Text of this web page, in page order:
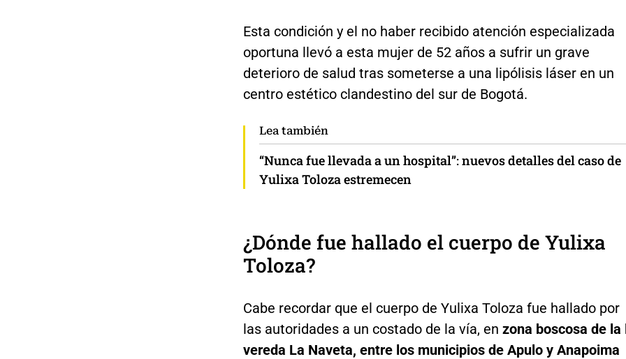
Esta condición y el no haber recibido atención especializada
oportuna llevó a esta mujer de 52 años a sufrir un grave
deterioro de salud tras someterse a una lipólisis láser en un
centro estético clandestino del sur de Bogotá.
Lea también
“Nunca fue llevada a un hospital”: nuevos detalles del caso de
Yulixa Toloza estremecen
¿Dónde fue hallado el cuerpo de Yulixa
Toloza?
Cabe recordar que el cuerpo de Yulixa Toloza fue hallado por
las autoridades a un costado de la vía, en zona boscosa de la
vereda La Naveta, entre los municipios de Apulo y Anapoima